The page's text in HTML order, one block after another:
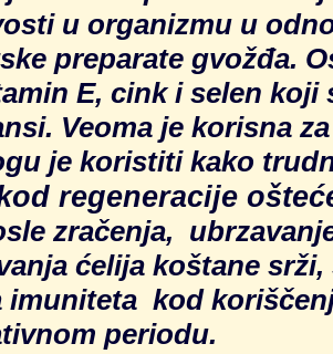
u organizmu u
preparate gvožđa.
E, cink i selen koji
Veoma je korisna
je koristiti kako
regeneracije
zračenja,
ćelija koštane
imuniteta kod
periodu.